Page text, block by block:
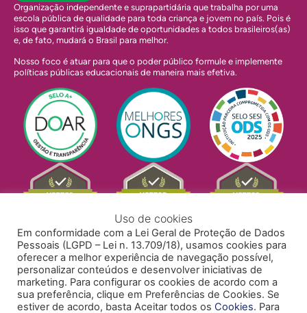
Organização independente e suprapartidária que trabalha por uma
escola pública de qualidade para toda criança e jovem no país. Pois é
isso que garantirá igualdade de oportunidades a todos brasileiros(as)
e, de fato, mudará o Brasil para melhor.
Nosso foco é atuar para que o poder público formule e implemente
políticas públicas educacionais de maneira mais efetiva.
Uso de cookies
Em conformidade com a Lei Geral de Proteção de Dados
Pessoais (LGPD – Lei n. 13.709/18), usamos cookies para
oferecer a melhor experiência de navegação possível,
personalizar conteúdos e desenvolver iniciativas de
marketing. Para configurar os cookies de acordo com a
sua preferência, clique em Preferências de Cookies. Se
estiver de acordo, basta Aceitar todos os Cookies. Para